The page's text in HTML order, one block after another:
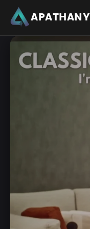
APATHANY